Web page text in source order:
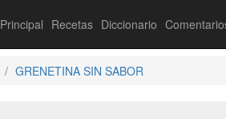
Principal Recetas Diccionario
GRENETINA SIN SABOR